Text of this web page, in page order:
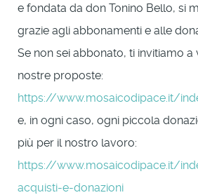
e fondata da don Tonino Bello, si
grazie agli abbonamenti e alle
Se non sei abbonato, ti invitiamo
nostre proposte:
https://www.mosaicodipace.it/
e, in ogni caso, ogni piccola
più per il nostro lavoro:
https://www.mosaicodipace.it/
acquisti-e-donazioni